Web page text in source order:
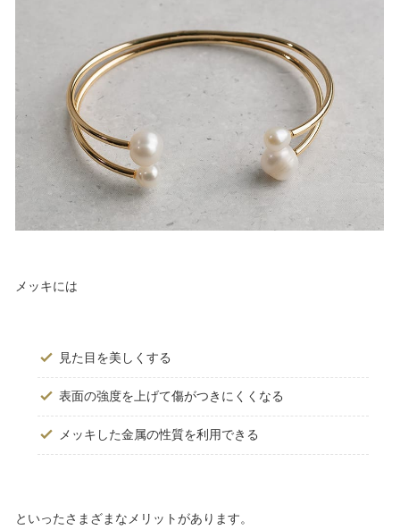
メッキには
見た目を美しくする
表面の強度を上げて傷がつきにくくなる
メッキした金属の性質を利用できる
といったさまざまなメリットがあります。